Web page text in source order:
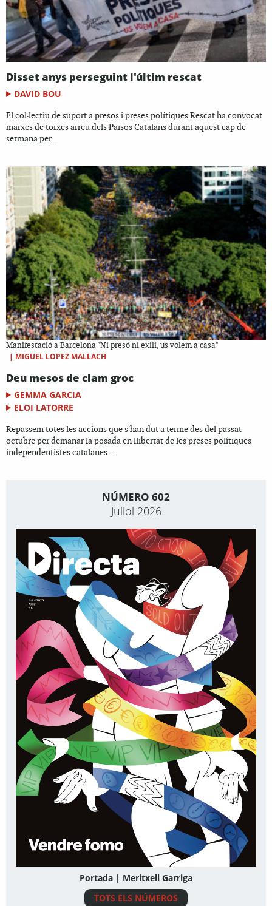
Disset anys perseguint l'últim rescat
DAVID BOU
El col·lectiu de suport a presos i preses polítiques Rescat ha convocat
marxes de torxes arreu dels Països Catalans durant aquest cap de
setmana per...
Manifestació a Barcelona "Ni presó ni exili, us volem a casa"
| MIGUEL LOPEZ MALLACH
Deu mesos de clam groc
GEMMA GARCIA
ELOI LATORRE
Repassem totes les accions que s'han dut a terme des del passat
octubre per demanar la posada en llibertat de les preses polítiques
independentistes catalanes...
NÚMERO 602
Juliol 2026
Portada | Meritxell Garriga
TOTS ELS NÚMEROS